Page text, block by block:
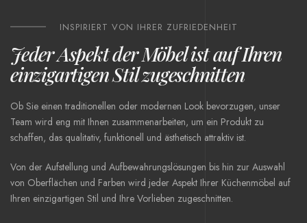
INSPIRIERT VON IHRER ZUFRIEDENHEIT
Jeder Aspekt der Möbel ist auf Ihren
einzigartigen Stil zugeschnitten
Ob Sie einen traditionellen oder modernen Look bevorzugen, unser
Team wird eng mit Ihnen zusammenarbeiten, um ein Produkt zu
schaffen, das qualitativ, funktionell und ästhetisch attraktiv ist.
Von der Aufstellung und Aufbewahrungslösungen bis hin zur Auswahl
von Oberflächen und Farben wird jeder Aspekt Ihrer Küchenmöbel auf
Ihren einzigartigen Stil und Ihre Vorlieben zugeschnitten.